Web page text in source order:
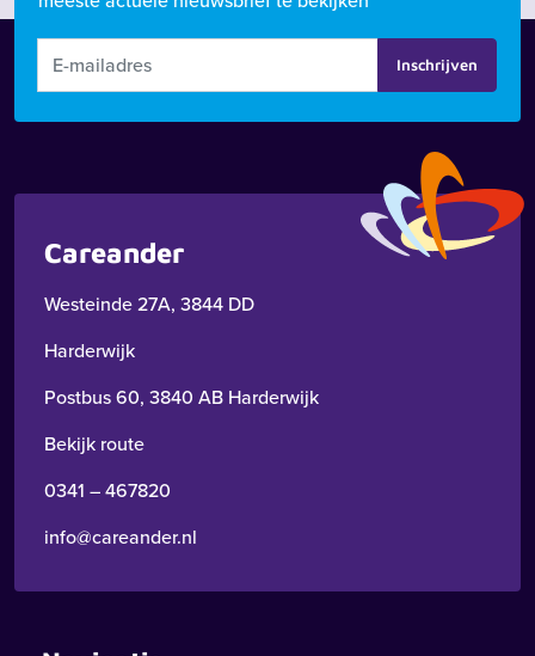
Inschrijven
Careander
Westeinde 27A, 3844 DD
Harderwijk
Postbus 60, 3840 AB Harderwijk
Bekijk route
0341 – 467820
info@careander.nl